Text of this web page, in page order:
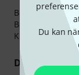
Du kan
Betalningen
Banköverföring,
Kreditkort.
Dina fördelar